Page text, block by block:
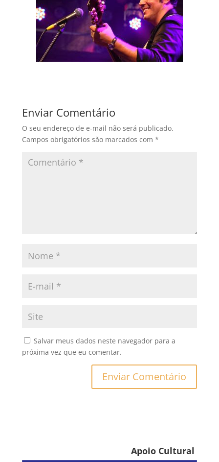
Enviar Comentário
O seu endereço de e-mail não será publicado.
Campos obrigatórios são marcados com *
Salvar meus dados neste navegador para a
próxima vez que eu comentar.
Apoio Cultural